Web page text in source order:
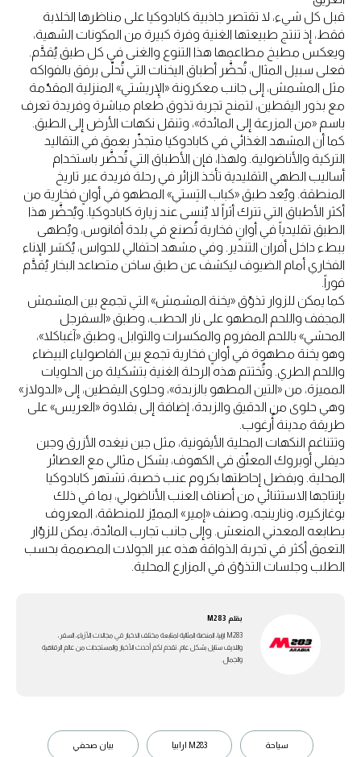
قبل كل شيء، لا تقتصر جاذبية كابادوكيا على مناظرها الخلابة
فقط، إذ تنتج طبيعتها الغنية وفرة كبيرة من المكونات الشهية،
ويعكس مطبخ مطاعمها هذا التنوع والغنى في كل طبق يُقدَّم.
فعلى سبيل المثال، تُحضَّر أطباق اليخنات التي تُحلّى برفق بالفواكه
مثل المشمش، إلى جانب معكرونة «الإِريشتي» المنزلية المقدّمة
مع بذور اليقطين، لتمنح تجربة تذوق طعام مباشرة وفريدة تعرف
باسم «من المزرعة إلى المائدة»، وتنقل نكهات الأرض إلى الطبق.
كما أن المشهد الغذائي في كابادوكيا متجذّر بعمق في التقاليد
التركية والأناضولية. ولهذا، فإن الأطباق التي تُحضَّر باستخدام
أساليب الطهي التقليدية تأخذ الزائر في رحلة فريدة عبر تاريخ
المنطقة. ويُعد طبق «كباب التِستي» المطهو في أوانٍ فخارية من
أكثر الأطباق التي تترك أثراً لا يُنسى عند زيارة كابادوكيا. ويُحضَّر هذا
الطبق تقليدياً في أوانٍ فخارية تُصنع في بلدة أفانوس، ويُطهى
ببطء داخل أفران التندير. وفي مشهد احتفالي للحواس، يُكسَر الإناء
الفخاري أمام الضيوف ليكشف عن طبق ساخن متصاعد البخار يُقدَّم
فوراً.
كما يمكن للزوار تذوّق «يخنة المشمش» التي تجمع بين المشمش
المجفف واللحم المطهو على نار الحطب، وطبق «السفرجل
المحشي» باللحم المفروم والمكسرات والتوابل، وطبق «آغباكلا»،
وهو يخنة مطهوة في أوانٍ فخارية تجمع بين الفاصولياء البيضاء
واللحم الطري. وتُختتم هذه الرحلة الغنية بتشكيلة من الحلويات
المميزة، من «التين المطهو بالزبدة»، وحلوى اليقطين، إلى «الدولاز»
وهي حلوى من الدقيق والزبدة، إضافة إلى بقلاوة «العريس» على
طريقة مدينة أُرغوب.
وتتناغم النكهات المحلية الأيقونية، مثل جبن نيغده الأزرق وجبن
ديفلي أوبروك المعتّق في الكهوف، بشكل مثالي مع العصائر
المحلية. وبفضل إحاطتها بكروم عنب خصبة، تشتهر كابادوكيا
بإنتاجها الاستثنائي من أصناف العنب الأناضولي، بما في ذلك
بوغازكيره، ونارينجه، وصنف «إمير» المميّز للمنطقة، المعروف
بطابعه المعدني المنعش. وإلى جانب تجارب المائدة، يمكن للزوّار
التعمق أكثر في تجربة الذواقة هذه عبر الجولات المصممة بحسب
الطلب وجلسات التذوّق في المزارع المحلية.
بقلم M283
M283 ارابيا، المنصة المثالية لمتابعة مختلف الاخبار في مجالات الأزياء، السفر،
واللايف ستايل بشكل عام. تقدم لكم أحدث الأخبار والمستجدات من عالم الرفاهية
والجمال.
سياحة M283 ارابيا بيان صحفي